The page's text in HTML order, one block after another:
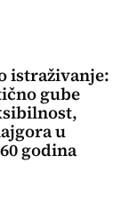
istraživanje:
gube
u
godina